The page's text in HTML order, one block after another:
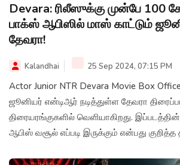
Devara: ரிலீஸுக்கு முன்பே 100
பாக்ஸ் ஆபிஸில் மாஸ் காட்டும்
தேவரா!
Kalandhai 25 Sep 2024, 07:15 PM
Actor Junior NTR Devara Movie Box
ஜூனியர் என்டிஆர் நடித்துள்ள தேவரா
திரையரங்குகளில் வெளியாகிறது.
ஆபிஸ் வசூல் எப்படி இருக்கும் என்பது